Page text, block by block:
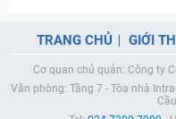
TRANG CHỦ GIỚI
Cơ quan chủ quản: Công ty
Văn phòng: Tầng 7 - Tòa nhà